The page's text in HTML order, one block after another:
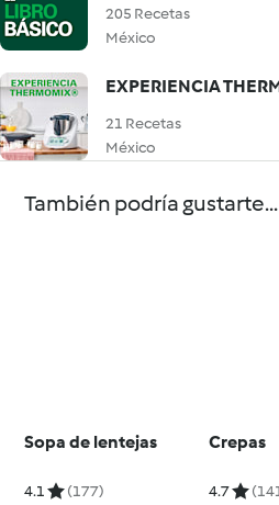
205 Recetas
México
EXPERIENCIA
21 Recetas
México
También podría gustarte...
Sopa de lentejas
4.1 (177)
Crepas
4.7